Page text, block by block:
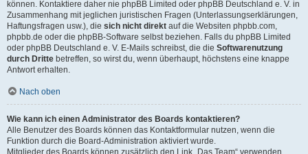
können. Kontaktiere daher nie phpBB Limited oder phpBB Deutschland e. V. in
Zusammenhang mit jeglichen juristischen Fragen (Unterlassungserklärungen,
Haftungsfragen usw.), die sich nicht direkt auf die Websiten phpbb.com,
phpbb.de oder die phpBB-Software selbst beziehen. Falls du phpBB Limited
oder phpBB Deutschland e. V. E-Mails schreibst, die die Softwarenutzung
durch Dritte betreffen, so wirst du, wenn überhaupt, höchstens eine knappe
Antwort erhalten.
Nach oben
Wie kann ich einen Administrator des Boards kontaktieren?
Alle Benutzer des Boards können das Kontaktformular nutzen, wenn die
Funktion durch die Board-Administration aktiviert wurde.
Mitglieder des Boards können zusätzlich den Link „Das Team“ verwenden.